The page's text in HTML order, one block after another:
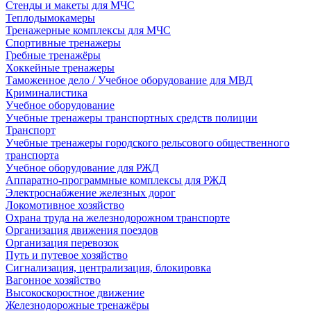
Стенды и макеты для МЧС
Теплодымокамеры
Тренажерные комплексы для МЧС
Спортивные тренажеры
Гребные тренажёры
Хоккейные тренажеры
Таможенное дело / Учебное оборудование для МВД
Криминалистика
Учебное оборудование
Учебные тренажеры транспортных средств полиции
Транспорт
Учебные тренажеры городского рельсового общественного
транспорта
Учебное оборудование для РЖД
Аппаратно-программные комплексы для РЖД
Электроснабжение железных дорог
Локомотивное хозяйство
Охрана труда на железнодорожном транспорте
Организация движения поездов
Организация перевозок
Путь и путевое хозяйство
Сигнализация, централизация, блокировка
Вагонное хозяйство
Высокоскоростное движение
Железнодорожные тренажёры